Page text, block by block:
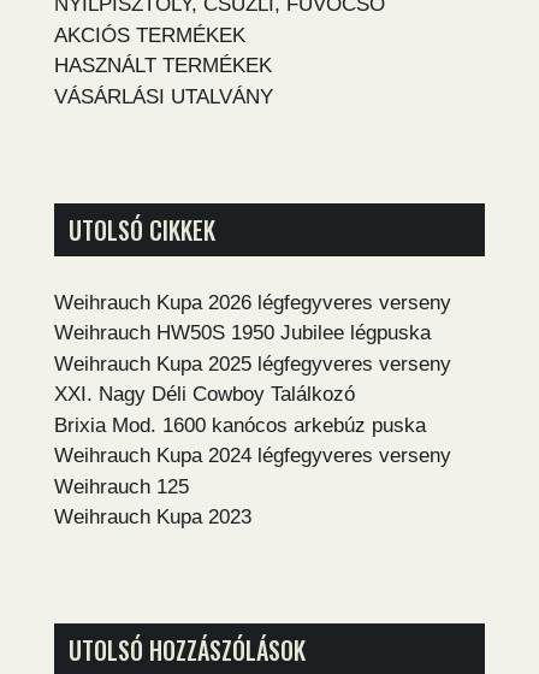
AKCIÓS TERMÉKEK
HASZNÁLT TERMÉKEK
VÁSÁRLÁSI UTALVÁNY
UTOLSÓ CIKKEK
Weihrauch Kupa 2026 légfegyveres verseny
Weihrauch HW50S 1950 Jubilee légpuska
Weihrauch Kupa 2025 légfegyveres verseny
XXI. Nagy Déli Cowboy Találkozó
Brixia Mod. 1600 kanócos arkebúz puska
Weihrauch Kupa 2024 légfegyveres verseny
Weihrauch 125
Weihrauch Kupa 2023
UTOLSÓ HOZZÁSZÓLÁSOK